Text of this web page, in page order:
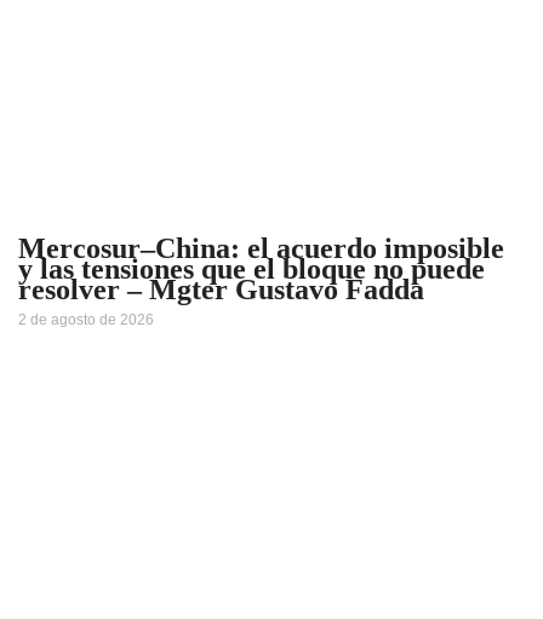
Mercosur–China: el acuerdo imposible
y las tensiones que el bloque no puede
resolver – Mgter Gustavo Fadda
2 de agosto de 2026